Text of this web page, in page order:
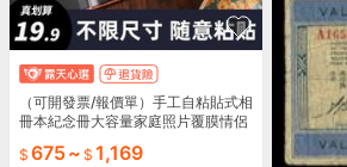
（可開發票/報價單）手工自粘貼式相
冊本紀念冊大容量家庭照片覆膜情侶
675~ 1,169